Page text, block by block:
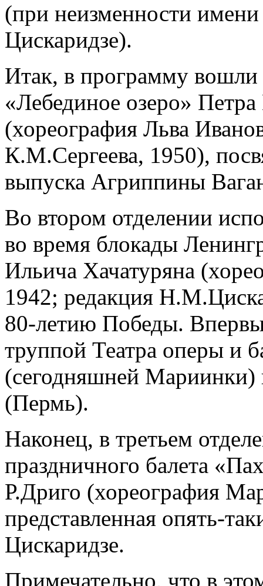
(при неизменности
Цискаридзе).
Итак, в программу вошли
«Лебединое озеро»
(хореография Льва
К.М.Сергеева, 1950),
выпуска Агриппины
Во втором отделении
во время блокады
Ильича Хачатуряна
1942; редакция
80-летию Победы.
труппой Театра оперы и
(сегодняшней Мариинки)
(Пермь).
Наконец, в третьем
праздничного балета
Р.Дриго (хореография
представленная опять-
Цискаридзе.
Примечательно, что в